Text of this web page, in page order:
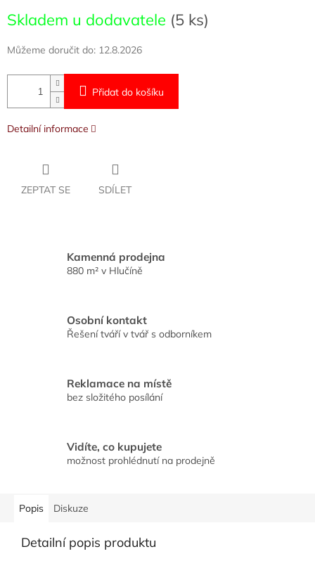
cena:
Skladem u dodavatele (5 ks)
Můžeme doručit do: 12.8.2026
Přidat do košíku
Detailní informace
ZEPTAT SE SDÍLET
Kamenná prodejna
880 m² v Hlučíně
Osobní kontakt
Řešení tváří v tvář s odborníkem
Reklamace na místě
bez složitého posílání
Vidíte, co kupujete
možnost prohlédnutí na prodejně
Popis Diskuze
Detailní popis produktu